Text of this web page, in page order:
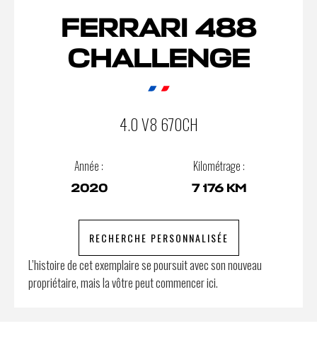
FERRARI 488
CHALLENGE
4.0 V8 670CH
Année :
2020
Kilométrage :
7 176 KM
RECHERCHE PERSONNALISÉE
L’histoire de cet exemplaire se poursuit avec son nouveau
propriétaire, mais la vôtre peut commencer ici.